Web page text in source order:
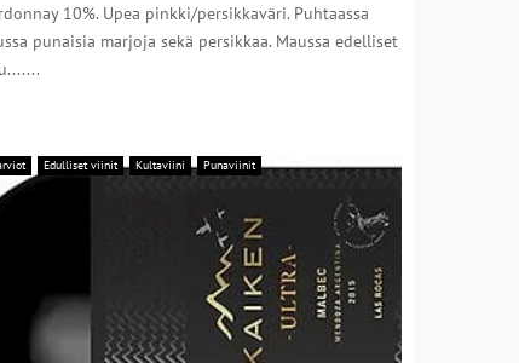
10%. Upea pinkki/persikkaväri. Puhtaassa
punaisia marjoja sekä persikkaa. Maussa edelliset
Edulliset viinit Kultaviini Punaviinit